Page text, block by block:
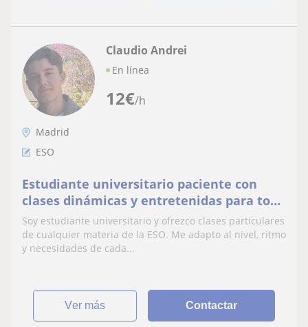
12€/h
Claudio Andrei
En línea
Madrid
ESO
Estudiante universitario paciente con
clases dinámicas y entretenidas para toda
la ESO.
Soy estudiante universitario y ofrezco clases particulares
de cualquier materia de la ESO. Me adapto al nivel, ritmo
y necesidades de cada...
ver más Contactar